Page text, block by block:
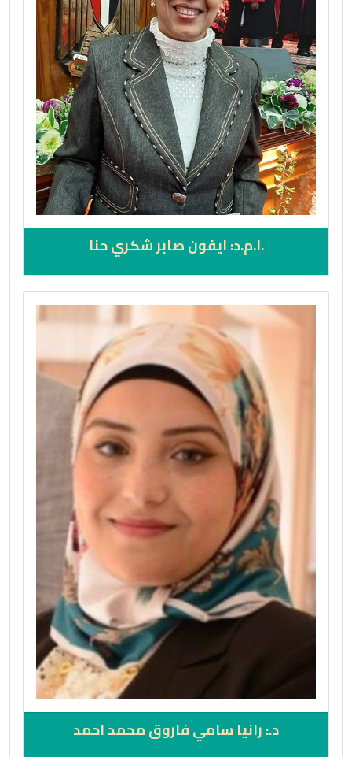
.ا.م.د: ايفون صابر شكري حنا
د.: رانيا سامي فاروق محمد احمد